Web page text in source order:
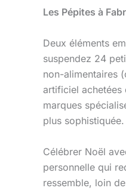
Les Pépites à
Deux éléments
suspendez 24
non-alimentaires
artificiel achetées
marques
plus sophistiquée.
Célébrer Noël
personnelle qui
ressemble, loin